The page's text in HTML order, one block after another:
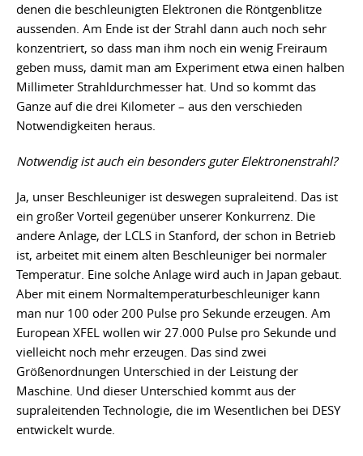
denen die beschleunigten Elektronen die Röntgenblitze
aussenden. Am Ende ist der Strahl dann auch noch sehr
konzentriert, so dass man ihm noch ein wenig Freiraum
geben muss, damit man am Experiment etwa einen halben
Millimeter Strahldurchmesser hat. Und so kommt das
Ganze auf die drei Kilometer – aus den verschieden
Notwendigkeiten heraus.
Notwendig ist auch ein besonders guter Elektronenstrahl?
Ja, unser Beschleuniger ist deswegen supraleitend. Das ist
ein großer Vorteil gegenüber unserer Konkurrenz. Die
andere Anlage, der LCLS in Stanford, der schon in Betrieb
ist, arbeitet mit einem alten Beschleuniger bei normaler
Temperatur. Eine solche Anlage wird auch in Japan gebaut.
Aber mit einem Normaltemperaturbeschleuniger kann
man nur 100 oder 200 Pulse pro Sekunde erzeugen. Am
European XFEL wollen wir 27.000 Pulse pro Sekunde und
vielleicht noch mehr erzeugen. Das sind zwei
Größenordnungen Unterschied in der Leistung der
Maschine. Und dieser Unterschied kommt aus der
supraleitenden Technologie, die im Wesentlichen bei DESY
entwickelt wurde.